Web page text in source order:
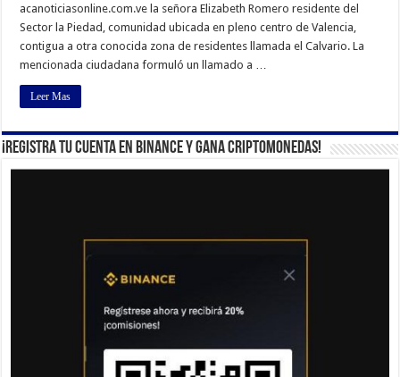
acanoticiasonline.com.ve la señora Elizabeth Romero residente del
Sector la Piedad, comunidad ubicada en pleno centro de Valencia,
contigua a otra conocida zona de residentes llamada el Calvario. La
mencionada ciudadana formuló un llamado a …
Leer Mas
¡Registra tu cuenta en Binance y gana criptomonedas!